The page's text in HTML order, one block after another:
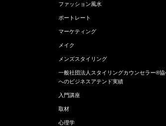
ファッション風水
ポートレート
マーケティング
メイク
メンズスタイリング
一般社団法人スタイリングカウンセラー®協
へのビジネスアテンド実績
入門講座
取材
心理学